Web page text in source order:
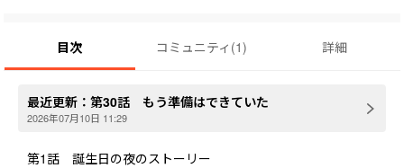
次の瞬間。
クリームが飛び散り、氷水が浴びせられ、六本木最高級クラブは
一瞬で修羅場と化した。
真央は長いテーブルの周囲を歩きながら、サラダ、デザート、飾
目次 コミュニティ (1) 詳細
最近更新： 第30話 もう準備はできていた
2026年07月10日 11:29
第1話 誕生日の夜のストーリー